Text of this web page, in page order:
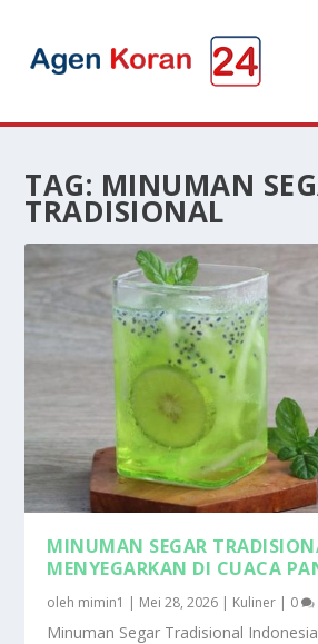
TAG: MINUMAN
TRADISIONAL
MINUMAN SEGAR
MENYEGARKAN DI CUACA
oleh mimin1 | Mei 28, 2026 | Kuliner | 0
Minuman Segar Tradisional